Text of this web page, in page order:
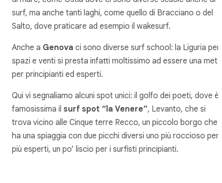
surf, ma anche tanti laghi, come quello di Bracciano o del
Salto, dove praticare ad esempio il wakesurf.
Anche a Genova ci sono diverse surf school: la Liguria per
spazi e venti si presta infatti moltissimo ad essere una meta
per principianti ed esperti.
Qui vi segnaliamo alcuni spot unici: il golfo dei poeti, dove è
famosissima il surf spot “la Venere”, Levanto, che si
trova vicino alle Cinque terre Recco, un piccolo borgo che
ha una spiaggia con due picchi diversi uno più roccioso per i
più esperti, un po’ liscio per i surfisti principianti.